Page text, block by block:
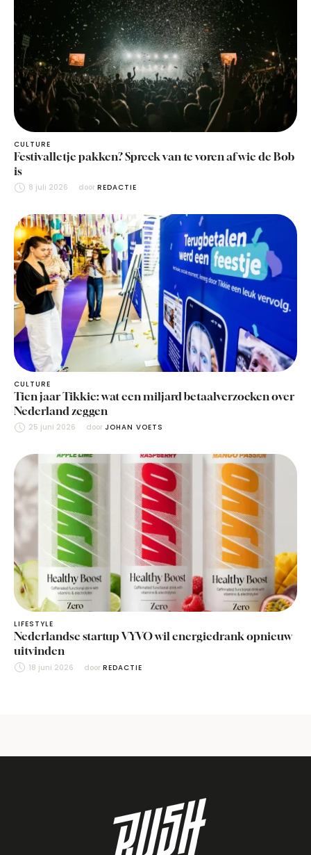
CULTURE
Festivalletje pakken? Spreek van te voren af wie de Bob
is
8 juli 2026 door REDACTIE
CULTURE
Tien jaar Tikkie: wat een miljard betaalverzoeken over
Nederland zeggen
25 juni 2026 door JOHAN VOETS
LIFESTYLE
Nederlandse startup VYVO wil energiedrank opnieuw
uitvinden
18 juni 2026 door REDACTIE